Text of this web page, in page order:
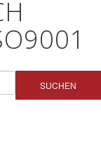
SUCHEN